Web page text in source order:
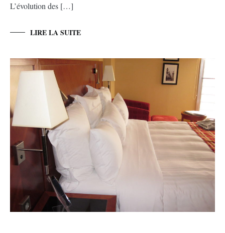
L’évolution des […]
LIRE LA SUITE